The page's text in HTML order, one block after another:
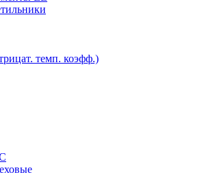
темп. коэфф.)